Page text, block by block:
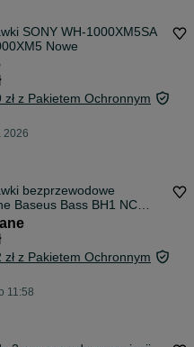
SONY WH-1000XM5SA
WH-1000XM5 Nowe
zł z Pakietem Ochronnym
2026
bezprzewodowe
Baseus Bass BH1 NC
zł z Pakietem Ochronnym
11:58